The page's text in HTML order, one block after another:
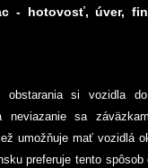
- hotovosť, úver,
obstarania si vozidla
neviazanie sa
umožňuje mať vozidlá
preferuje tento